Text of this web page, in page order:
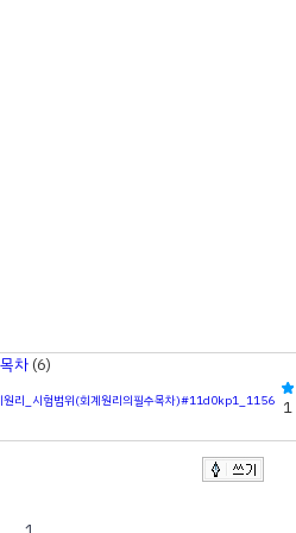
차(6)
원리_시험범위(회계원리의필수목차)#11d0kp1_1156 1